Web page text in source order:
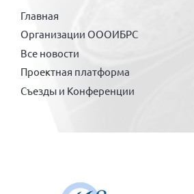
Главная
Организации ОООИБРС
Все новости
Проектная платформа
Съезды и Конференции